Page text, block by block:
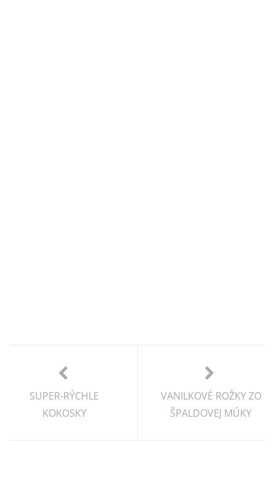
SUPER-RÝCHLE
KOKOSKY
VANILKOVÉ ROŽKY ZO
ŠPALDOVEJ MÚKY